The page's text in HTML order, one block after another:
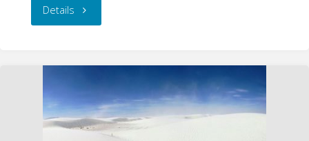
遥
游"
Details "舊
山-
塔